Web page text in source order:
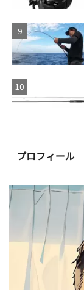
プロフィール